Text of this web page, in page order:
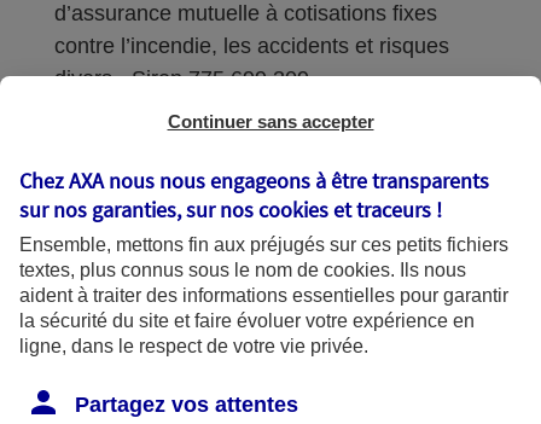
d’assurance mutuelle à cotisations fixes
contre l’incendie, les accidents et risques
divers - Siren 775 699 309
Sièges sociaux : 313 Terrasses de l’Arche –
Coordonnées de l'Autorité de contrôle
prudentiel et de résolution (ACPR) : - 4
Place de Budapest - CS 92459 - 75436
Paris Cedex 09. Le détail des procédures de
recours et de réclamation et les
disponibles sur le site axa.fr.
Continuer sans accepter
Chez AXA nous nous engageons à être transparents
sur nos garanties, sur noscookies et traceurs !
Ensemble, mettons fin aux préjugés sur ces petits fichiers
textes, plus connus sous le nom de cookies. Ils nous
aident à traiter des informations essentielles pour garantir
la sécurité du site et faire évoluer votre expérience en
ligne, dans le respect de votre vie privée.
Partagez vos attentes